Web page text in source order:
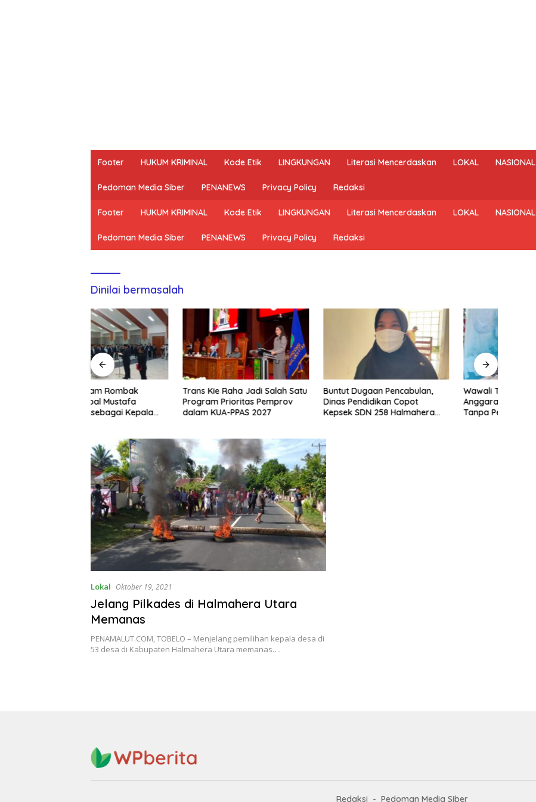
Footer HUKUM KRIMINAL Kode Etik LINGKUNGAN Literasi Mencerdaskan LOKAL NASIONAL
Pedoman Media Siber PENANEWS Privacy Policy Redaksi
Footer HUKUM KRIMINAL Kode Etik LINGKUNGAN Literasi Mencerdaskan LOKAL NASIONAL
Pedoman Media Siber PENANEWS Privacy Policy Redaksi
Dinilai bermasalah
Trans Kie Raha Jadi Salah Satu
Program Prioritas Pemprov
dalam KUA-PPAS 2027
Buntut Dugaan Pencabulan,
Dinas Pendidikan Copot
Kepsek SDN 258 Halmahera
Wawali Ternate Murka,
Anggaran Operasional Dipakai
Tanpa Persetujuannya
Lokal Oktober 19, 2021
Jelang Pilkades di Halmahera Utara
Memanas
PENAMALUT.COM, TOBELO – Menjelang pemilihan kepala desa di
53 desa di Kabupaten Halmahera Utara memanas….
Redaksi Pedoman Media Siber